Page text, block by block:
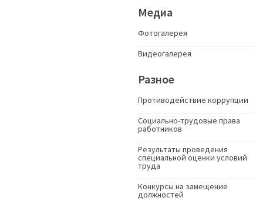
Медиа
Фотогалерея
Видеогалерея
Разное
Противодействие коррупции
Социально-трудовые права
работников
Результаты проведения
специальной оценки условий
труда
Конкурсы на замещение
должностей